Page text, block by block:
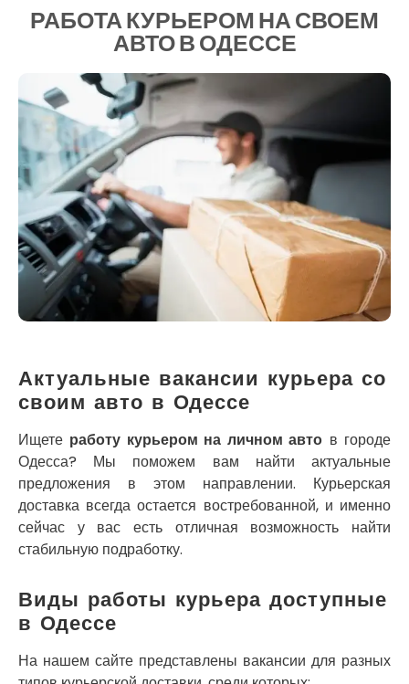
РАБОТА КУРЬЕРОМ НА СВОЕМ
АВТО В ОДЕССЕ
Актуальные вакансии курьера со
своим авто в Одессе
Ищете работу курьером на личном авто в городе
Одесса? Мы поможем вам найти актуальные
предложения в этом направлении. Курьерская
доставка всегда остается востребованной, и именно
сейчас у вас есть отличная возможность найти
стабильную подработку.
Виды работы курьера доступные
в Одессе
На нашем сайте представлены вакансии для разных
Канев
Казатин
Кобеляки
Коцюбинское
Конотоп
Коростень
Корсунь-Шевченковский
Костополь
Ковель
Козин
Красноград
Кременчуг
Кременец
Кривой Рог
Кролевец
Крыховцы
Крюковщина
Крыжановка
Ладыжин
Лесники
Лиманка
Лозовая
Лубны
Луцк
Лука-Мелешковская
Малин
Марганец
Авангард